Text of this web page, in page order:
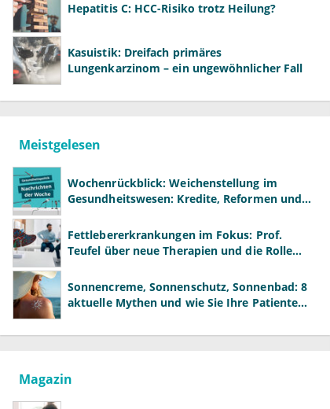
Hepatitis C: HCC-Risiko trotz Heilung?
Kasuistik: Dreifach primäres
Lungenkarzinom – ein ungewöhnlicher Fall
Meistgelesen
Wochenrückblick: Weichenstellung im
Gesundheitswesen: Kredite, Reformen und
Fettlebererkrankungen im Fokus: Prof.
Teufel über neue Therapien und die Rolle
Sonnencreme, Sonnenschutz, Sonnenbad: 8
aktuelle Mythen und wie Sie Ihre Patienten
Magazin